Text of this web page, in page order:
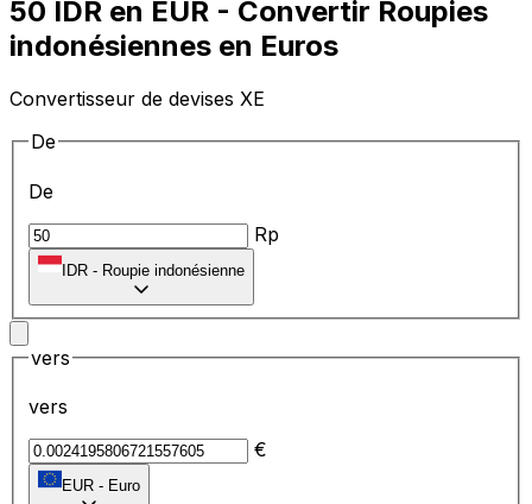
50 IDR en EUR - Convertir Roupies
indonésiennes en Euros
Convertisseur de devises XE
De
De
Rp
IDR - Roupie indonésienne
vers
vers
€
EUR - Euro